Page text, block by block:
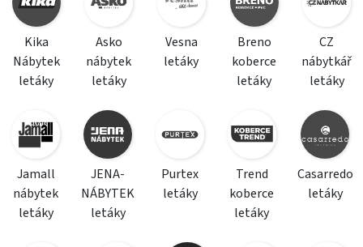
Kika
Nábytek
letáky
Asko
nábytek
letáky
Vesna
letáky
Breno
koberce
letáky
CZ
nábytkář
letáky
Jamall
nábytek
letáky
JENA-
NÁBYTEK
letáky
Purtex
letáky
Trend
koberce
letáky
Casarredo
letáky